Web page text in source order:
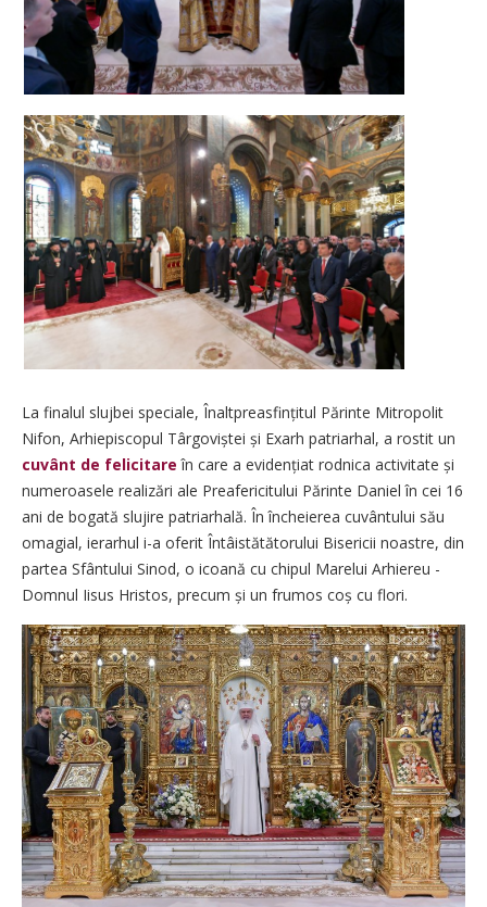
La finalul slujbei speciale, Înaltpreasfințitul Părinte Mitropolit
Nifon, Arhiepiscopul Târgo­vi­ș­tei și Exarh patriarhal, a rostit un
cuvânt de felicitare în care a evidențiat rodnica activitate și
numeroasele realizări ale Preafericitului Părinte Daniel în cei 16
ani de bogată slujire patriarhală. În încheierea cuvântului său
omagial, ierarhul i-a oferit Întâistătătorului Bisericii noastre, din
partea Sfântului Sinod, o icoană cu chipul Marelui Arhiereu -
Domnul Iisus Hristos, precum și un frumos coș cu flori.